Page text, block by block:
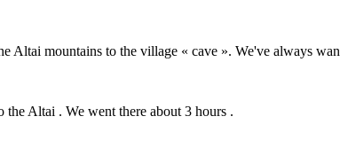
Altai mountains to the village « cave ». We've always
Altai . We went there about 3 hours .